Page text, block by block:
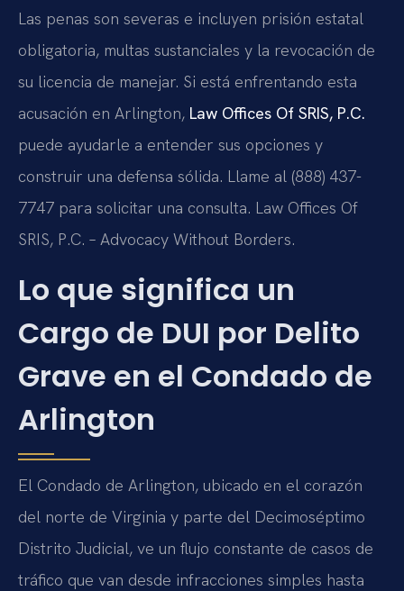
Las penas son severas e incluyen prisión estatal
obligatoria, multas sustanciales y la revocación de
su licencia de manejar. Si está enfrentando esta
acusación en Arlington, Law Offices Of SRIS, P.C.
puede ayudarle a entender sus opciones y
construir una defensa sólida. Llame al (888) 437-
7747 para solicitar una consulta. Law Offices Of
SRIS, P.C. – Advocacy Without Borders.
Lo que significa un
Cargo de DUI por Delito
Grave en el Condado de
Arlington
El Condado de Arlington, ubicado en el corazón
del norte de Virginia y parte del Decimoséptimo
Distrito Judicial, ve un flujo constante de casos de
tráfico que van desde infracciones simples hasta